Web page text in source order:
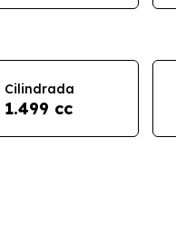
Cilindrada
1.499 cc